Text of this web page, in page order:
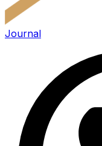
Journal